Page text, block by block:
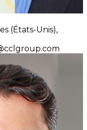
(États-Unis),